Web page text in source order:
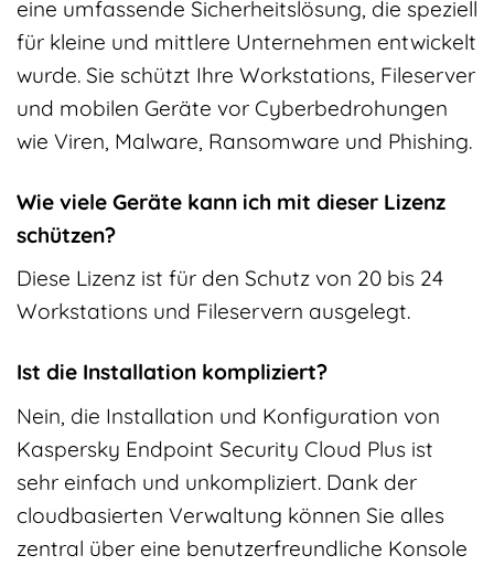
eine umfassende Sicherheitslösung, die speziell
für kleine und mittlere Unternehmen entwickelt
wurde. Sie schützt Ihre Workstations, Fileserver
und mobilen Geräte vor Cyberbedrohungen
wie Viren, Malware, Ransomware und Phishing.
Wie viele Geräte kann ich mit dieser Lizenz
schützen?
Diese Lizenz ist für den Schutz von 20 bis 24
Workstations und Fileservern ausgelegt.
Ist die Installation kompliziert?
Nein, die Installation und Konfiguration von
Kaspersky Endpoint Security Cloud Plus ist
sehr einfach und unkompliziert. Dank der
cloudbasierten Verwaltung können Sie alles
zentral über eine benutzerfreundliche Konsole